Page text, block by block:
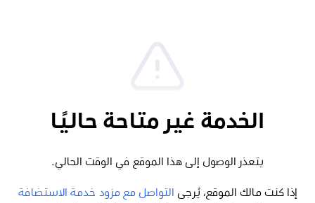
الخدمة غير متاحة حاليًا
يتعذر الوصول إلى هذا الموقع في الوقت الحالي.
إذا كنت مالك الموقع، يُرجى
التواصل مع مزود خدمة الاستضافة